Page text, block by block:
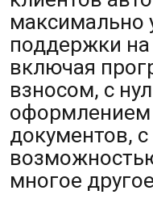
поддержки
включая
взносом, с
оформлением
документов,
многое